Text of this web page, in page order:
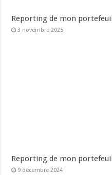
Reporting de mon
3 novembre 2025
Reporting de mon
9 décembre 2024